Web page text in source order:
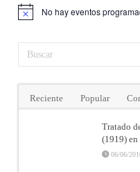
Aviso No hay eventos
Reciente Popular
Tratado
(1919) en
06/06/